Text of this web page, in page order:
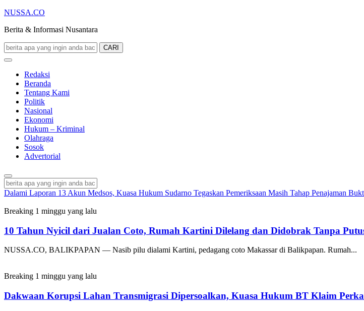
NUSSA.CO
Berita & Informasi Nusantara
CARI
Redaksi
Beranda
Tentang Kami
Politik
Nasional
Ekonomi
Hukum – Kriminal
Olahraga
Sosok
Advertorial
Dalami Laporan 13 Akun Medsos, Kuasa Hukum Sudarno Tegaskan Pemeriksaan Masih Tahap Penajaman
Breaking 1 minggu yang lalu
10 Tahun Nyicil dari Jualan Coto, Rumah Kartini Dilelang dan Didobrak Tanpa
NUSSA.CO, BALIKPAPAN — Nasib pilu dialami Kartini, pedagang coto Makassar di Balikpapan. Rumah...
Breaking 1 minggu yang lalu
Dakwaan Korupsi Lahan Transmigrasi Dipersoalkan, Kuasa Hukum BT Klaim